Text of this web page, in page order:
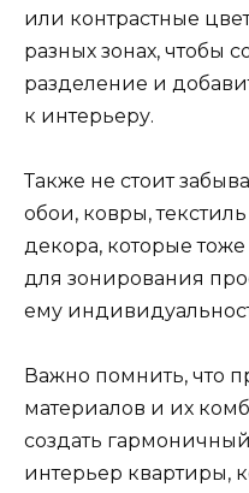
или контрастные
разных зонах, чтобы
разделение и
к интерьеру.
Также не стоит
обои, ковры,
декора, которые
для зонирования
ему
Важно помнить, что
материалов и их
создать
интерьер квартиры,